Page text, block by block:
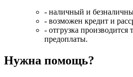
- наличный и
- возможен кредит и
- отгрузка
предоплаты.
Нужна помощь?